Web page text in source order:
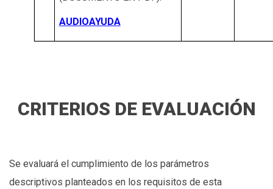
AUDIOAYUDA
CRITERIOS DE EVALUACIÓN
Se evaluará el cumplimiento de los parámetros
descriptivos planteados en los requisitos de esta